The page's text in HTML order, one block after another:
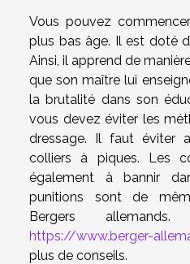
Vous pouvez
plus bas âge. Il est doté
Ainsi, il apprend de
que son maître lui
la brutalité dans son
vous devez éviter les
dressage. Il faut éviter
colliers à piques. Les
également à bannir
punitions sont de
Bergers
https://www.berger-
plus de conseils.